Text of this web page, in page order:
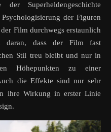
Superheldengeschichte
der Figuren
Film durchwegs erstaunlich
daran, dass der Film fast
Stil treu bleibt und nur in
Höhepunkten zu einer
die Effekte sind nur sehr
ihre Wirkung in erster Linie